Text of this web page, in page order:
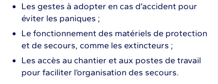
Les gestes à adopter en cas d’accident pour
éviter les paniques ;
Le fonctionnement des matériels de protection
et de secours, comme les extincteurs ;
Les accès au chantier et aux postes de travail
pour faciliter l’organisation des secours.